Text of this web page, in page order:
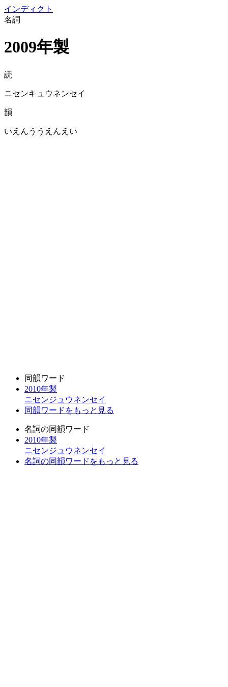
インディクト
名詞
2009年製
読
ニセンキュウネンセイ
韻
いえんううえんえい
同韻ワード
2010年製
ニセンジュウネンセイ
同韻ワードをもっと見る
名詞の同韻ワード
2010年製
ニセンジュウネンセイ
名詞の同韻ワードをもっと見る